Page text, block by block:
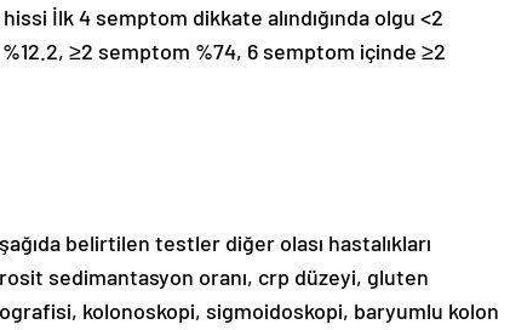
İlk 4 semptom dikkate alındığında olgu <2
≥2 semptom %74, 6 semptom içinde ≥2
belirtilen testler diğer olası hastalıkları
sedimantasyon oranı, crp düzeyi, gluten
kolonoskopi, sigmoidoskopi, baryumlu kolon